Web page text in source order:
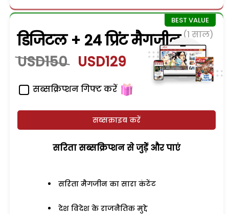
डिजिटल + 24 प्रिंट मैगजीन (1 साल)
USD150 USD129
सब्सक्रिप्शन गिफ्ट करें
सब्सक्राइब करें
सरिता सब्सक्रिप्शन से जुड़ेें और पाएं
सरिता मैगजीन का सारा कंटेंट
देश विदेश के राजनैतिक मुद्दे